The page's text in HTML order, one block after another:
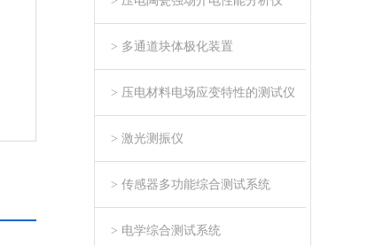
> 多通道块体极化装置
> 压电材料电场应变特性的测试仪
> 激光测振仪
> 传感器多功能综合测试系统
> 电学综合测试系统